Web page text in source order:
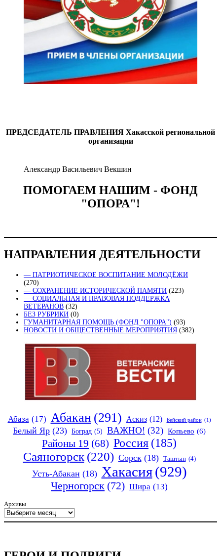
ПРЕДСЕДАТЕЛЬ ПРАВЛЕНИЯ Хакасской региональной
организации
Александр Васильевич Векшин
ПОМОГАЕМ НАШИМ - ФОНД
"ОПОРА"!
НАПРАВЛЕНИЯ ДЕЯТЕЛЬНОСТИ
— ПАТРИОТИЧЕСКОЕ ВОСПИТАНИЕ МОЛОДЁЖИ
(270)
— СОХРАНЕНИЕ ИСТОРИЧЕСКОЙ ПАМЯТИ (223)
— СОЦИАЛЬНАЯ И ПРАВОВАЯ ПОДДЕРЖКА
ВЕТЕРАНОВ (32)
БЕЗ РУБРИКИ (0)
ГУМАНИТАРНАЯ ПОМОЩЬ (ФОНД "ОПОРА") (93)
НОВОСТИ И ОБЩЕСТВЕННЫЕ МЕРОПРИЯТИЯ (382)
Абаза (17) Абакан (291) Аскиз (12) Бейский район (1)
Белый Яр (23) Боград (5) ВАЖНО! (32) Копьево (6)
Районы 19 (68) Россия (185)
Саяногорск (220) Сорск (18) Таштып (4)
Усть-Абакан (18) Хакасия (929)
Черногорск (72) Шира (13)
Архивы